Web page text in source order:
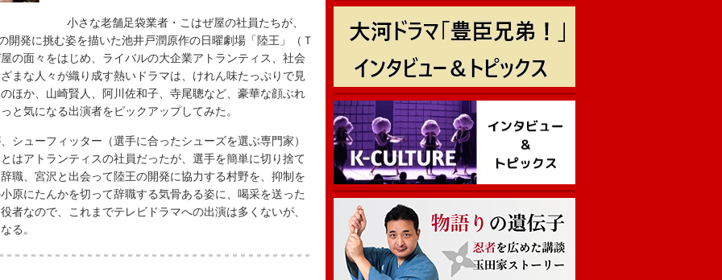
小さな老舗足袋業者・こはぜ屋の社員たちが、
開発に挑む姿を描いた池井戸潤原作の日曜劇場「陸王」（Ｔ
の面々をはじめ、ライバルの大企業アトランティス、社会
まな人々が織り成す熱いドラマは、けれん味たっぷりで見
ほか、山崎賢人、阿川佐和子、寺尾聰など、豪華な顔ぶれ
と気になる出演者をピックアップしてみた。
ューフィッター（選手に合ったシューズを選ぶ専門家）
はアトランティスの社員だったが、選手を簡単に切り捨て
職、宮沢と出会って陸王の開発に協力する村野を、抑制を
原にたんかを切って辞職する気骨ある姿に、喝采を送った
者なので、これまでテレビドラマへの出演は多くないが、
る。